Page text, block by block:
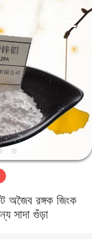
অজৈব রঙ্গক জিংক
সাদা গুঁড়া